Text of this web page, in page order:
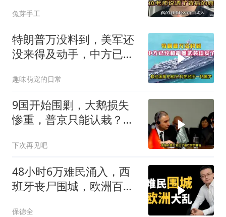
兔芽手工
特朗普万没料到，美军还
没来得及动手，中方已经
趣味萌宠的日常
9国开始围剿，大鹅损失
惨重，普京只能认栽？俄
下次再见吧
48小时6万难民涌入，西
班牙丧尸围城，欧洲百年
保德全